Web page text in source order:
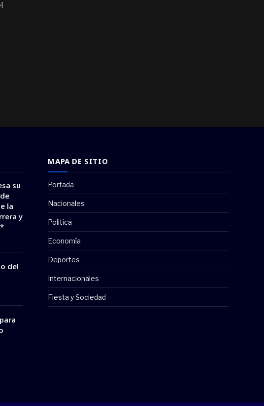
su
la
y
del
MAPA DE SITIO
Portada
Nacionales
Politica
Economía
Deportes
Internacionales
Fiesta y Sociedad